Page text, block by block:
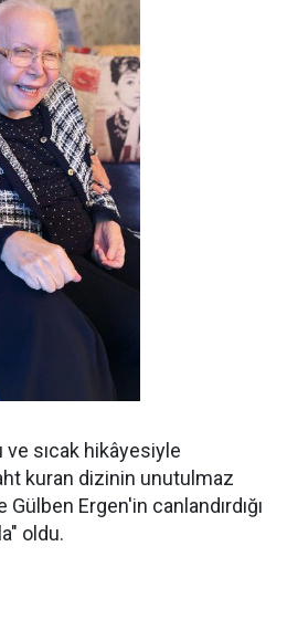
sıcak hikâyesiyle
kuran dizinin unutulmaz
Ergen'in canlandırdığı
oldu.